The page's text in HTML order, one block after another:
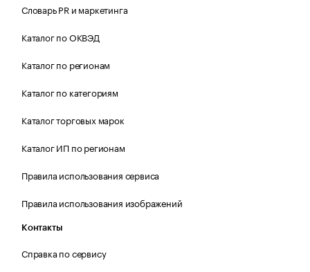
Словарь PR и маркетинга
Каталог по ОКВЭД
Каталог по регионам
Каталог по категориям
Каталог торговых марок
Каталог ИП по регионам
Правила использования сервиса
Правила использования изображений
Контакты
Справка по сервису